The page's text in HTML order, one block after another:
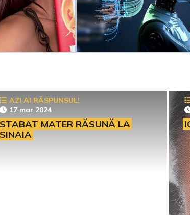
AZI AI RĂSPUNSUL!
17 mar 2024
STABAT MATER RĂSUNĂ LA
SINAIA